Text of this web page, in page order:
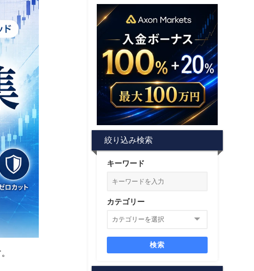
絞り込み検索
キーワード
カテゴリー
検索